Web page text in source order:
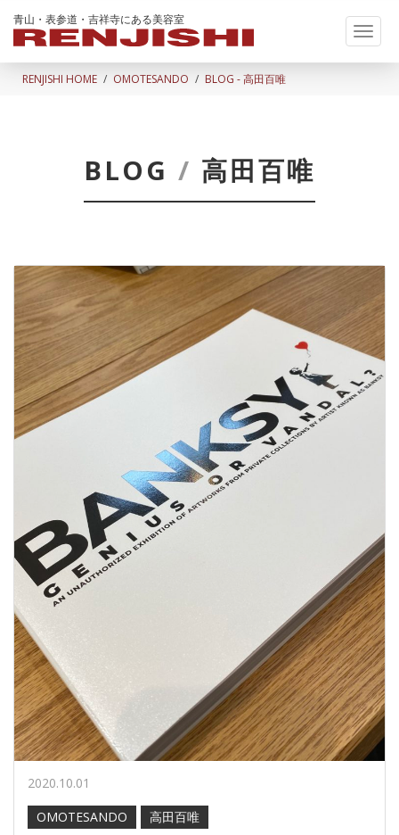
青山・表参道・吉祥寺にある美容室
RENJISHI HOME OMOTESANDO BLOG - 高田百唯
BLOG / 高田百唯
2020.10.01
OMOTESANDO
高田百唯